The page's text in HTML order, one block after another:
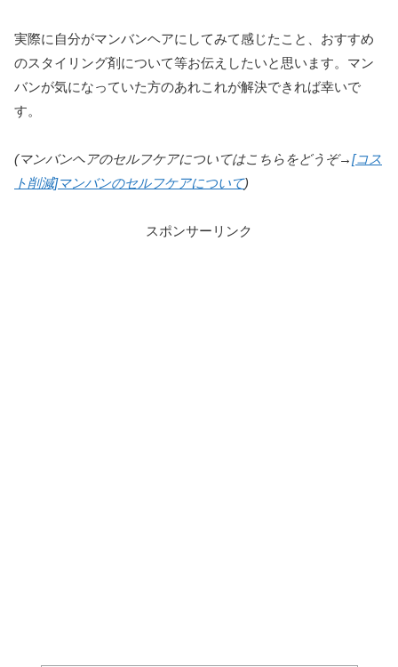
実際に自分がマンバンヘアにしてみて感じたこと、おすすめ
のスタイリング剤について等お伝えしたいと思います。マン
バンが気になっていた方のあれこれが解決できれば幸いで
す。
(マンバンヘアのセルフケアについてはこちらをどうぞ→[コス
ト削減]マンバンのセルフケアについて)
スポンサーリンク